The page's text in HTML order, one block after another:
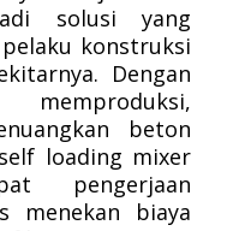
solusi yang
konstruksi
Dengan
beton
loading mixer
pengerjaan
menekan biaya